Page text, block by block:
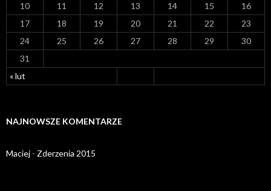
« lut
10
11 12 13 14 15
16
17
18 19 20 21 22
23
24
25 26 27 28 29
30
31
NAJNOWSZE KOMENTARZE
Maciej - Zderzenia 2015